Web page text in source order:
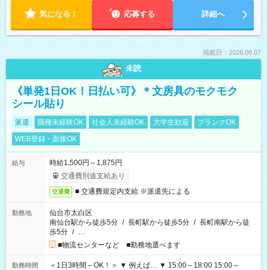
気になる！ 応募する 詳細へ
掲載日：2026.08.07
未読
《単発1日OK！日払い可》＊文房具のモクモク
シール貼り
派遣 職種未経験OK 社会人未経験OK 大学生歓迎
ブランクOK
WEB登録・面接OK
給与
時給1,500円～1,875円
交通費別途支給あり
交通費 ■ 交通費規定内支給 ※派遣先による
勤務地
仙台市太白区
南仙台駅から徒歩5分 / 長町駅から徒歩5分 / 長町南駅から徒
歩5分 / …
■物流センターなど ■勤務地選べます
勤務時間
＜1日3時間～OK！＞ ▼ 例えば… ▼ 15:00～18:00 15:00～